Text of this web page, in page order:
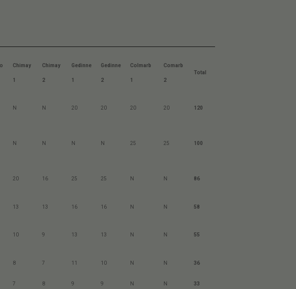
Chimay
1
Chimay
2
Gedinne
1
Gedinne
2
Colmarb
1
Comarb
2
Total
N N 20 20 20 20 120
N N N N 25 25 100
20 16 25 25 N N 86
13 13 16 16 N N 58
10 9 13 13 N N 55
8 7 11 10 N N 36
7 8 9 9 N N 33